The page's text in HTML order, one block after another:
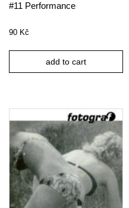
#11 Performance
90 Kč
add to cart